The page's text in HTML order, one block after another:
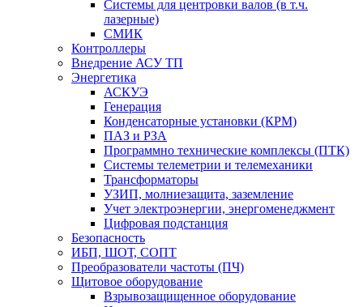
Системы для центровки валов (в т.ч.
лазерные)
СМИК
Контроллеры
Внедрение АСУ ТП
Энергетика
АСКУЭ
Генерация
Конденсаторные установки (КРМ)
ПАЗ и РЗА
Программно технические комплексы (ПТК)
Системы телеметрии и телемеханики
Трансформаторы
УЗИП, молниезащита, заземление
Учет электроэнергии, энергоменеджмент
Цифровая подстанция
Безопасность
ИБП, ШОТ, СОПТ
Преобразователи частоты (ПЧ)
Щитовое оборудование
Взрывозащищенное оборудование